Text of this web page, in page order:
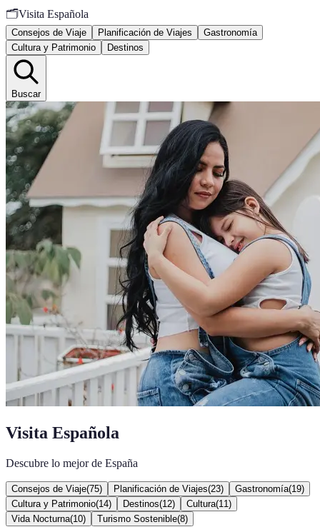
🗂️Visita Española
Consejos de Viaje Planificación de Viajes
Gastronomía
Cultura y Patrimonio
Destinos
Buscar
Visita Española
Descubre lo mejor de España
Consejos de Viaje(75) Planificación de Viajes(23) Gastronomía(19)
Cultura y Patrimonio(14) Destinos(12) Cultura(11 )
Vida Nocturna(10) Turismo Sostenible(8)